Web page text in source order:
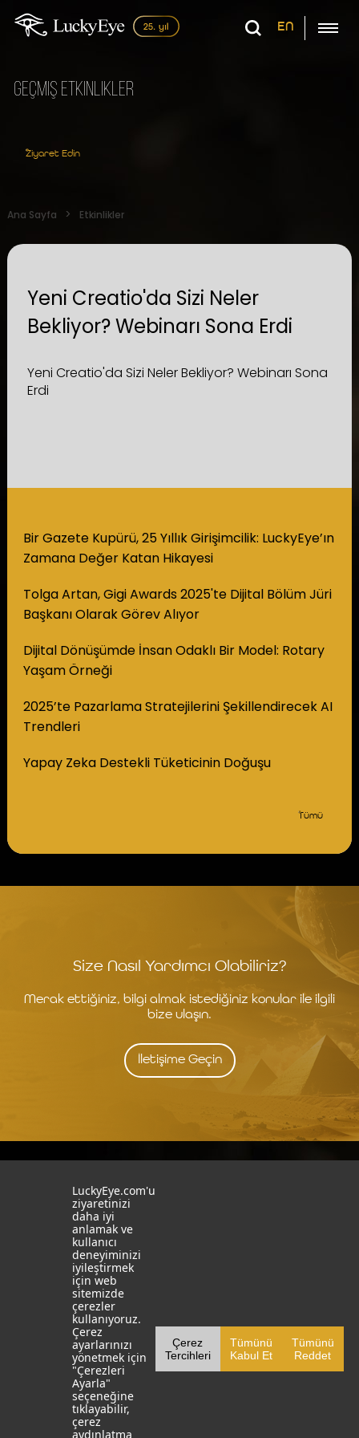
EN
Geçmiş Etkinlikler
Ziyaret Edin
Ana Sayfa Etkinlikler
Yeni Creatio'da Sizi Neler
Bekliyor? Webinarı Sona Erdi
Yeni Creatio'da Sizi Neler Bekliyor? Webinarı Sona
Erdi
Bir Gazete Kupürü, 25 Yıllık Girişimcilik: LuckyEye’ın
Zamana Değer Katan Hikayesi
Tolga Artan, Gigi Awards 2025'te Dijital Bölüm Jüri
Başkanı Olarak Görev Alıyor
Dijital Dönüşümde İnsan Odaklı Bir Model: Rotary
Yaşam Örneği
2025’te Pazarlama Stratejilerini Şekillendirecek AI
Trendleri
Yapay Zeka Destekli Tüketicinin Doğuşu
Tümü
Size Nasıl Yardımcı Olabiliriz?
Merak ettiğiniz, bilgi almak istediğiniz konular ile ilgili
bize ulaşın.
İletişime Geçin
19 Mayıs Mah. Turaboğlu Sok.
Hamdiye Yazgan İş Merkezi
Kozyatağı, Kadıköy, İstanbul
T: +90 216 355 03 19
Sosyal Medya
LuckyEye AI LAB
MarketingTR
LuckyEye.com'u
ziyaretinizi
daha iyi
anlamak ve
kullanıcı
deneyiminizi
iyileştirmek
için web
sitemizde
çerezler
kullanıyoruz.
Çerez
ayarlarınızı
yönetmek için
"Çerezleri
Ayarla"
seçeneğine
tıklayabilir,
çerez
aydınlatma
Çerez
Tercihleri
Tümünü
Kabul Et
Tümünü
Reddet